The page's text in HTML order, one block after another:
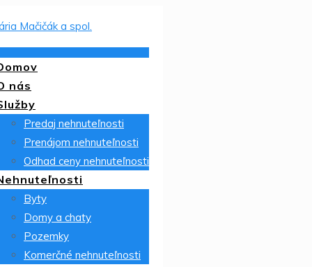
nás
Predaj nehnuteľnosti
Prenájom nehnuteľnosti
Odhad ceny nehnuteľnosti
Byty
Domy a chaty
Pozemky
Komerčné nehnuteľnosti